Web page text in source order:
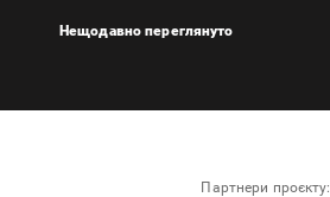
Нещодавно переглянуто
Партнери проєкту: